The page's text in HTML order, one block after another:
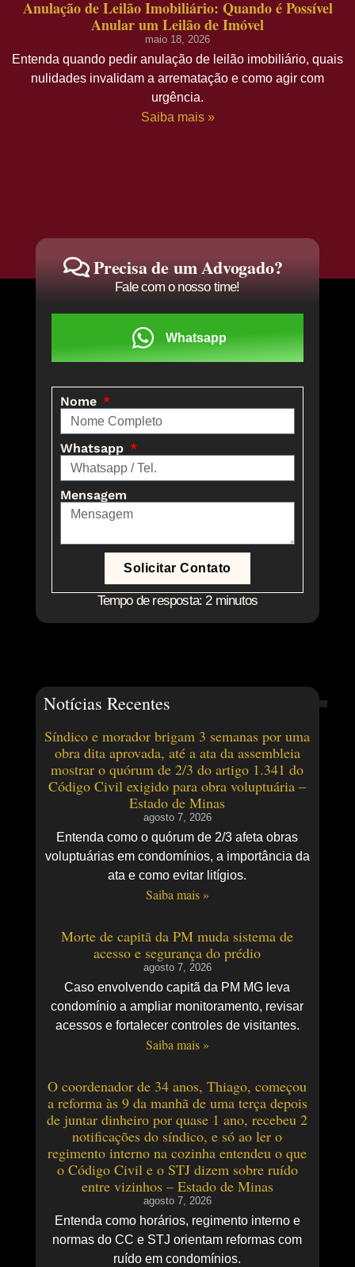
Anulação de Leilão Imobiliário: Quando é Possível
Anular um Leilão de Imóvel
maio 18, 2026
Entenda quando pedir anulação de leilão imobiliário, quais
nulidades invalidam a arrematação e como agir com
urgência.
Saiba mais »
Precisa de um Advogado?
Fale com o nosso time!
Whatsapp
Nome
Whatsapp
Mensagem
Solicitar Contato
Tempo de resposta: 2 minutos
Notícias Recentes
Síndico e morador brigam 3 semanas por uma
obra dita aprovada, até a ata da assembleia
mostrar o quórum de 2/3 do artigo 1.341 do
Código Civil exigido para obra voluptuária –
Estado de Minas
agosto 7, 2026
Entenda como o quórum de 2/3 afeta obras
voluptuárias em condomínios, a importância da
ata e como evitar litígios.
Saiba mais »
Morte de capitã da PM muda sistema de
acesso e segurança do prédio
agosto 7, 2026
Caso envolvendo capitã da PM MG leva
condomínio a ampliar monitoramento, revisar
acessos e fortalecer controles de visitantes.
Saiba mais »
O coordenador de 34 anos, Thiago, começou
a reforma às 9 da manhã de uma terça depois
de juntar dinheiro por quase 1 ano, recebeu 2
notificações do síndico, e só ao ler o
regimento interno na cozinha entendeu o que
o Código Civil e o STJ dizem sobre ruído
entre vizinhos – Estado de Minas
agosto 7, 2026
Entenda como horários, regimento interno e
normas do CC e STJ orientam reformas com
ruído em condomínios.